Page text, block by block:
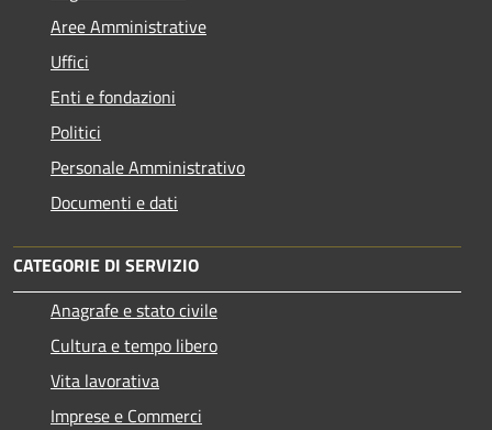
Aree Amministrative
Uffici
Enti e fondazioni
Politici
Personale Amministrativo
Documenti e dati
CATEGORIE DI SERVIZIO
Anagrafe e stato civile
Cultura e tempo libero
Vita lavorativa
Imprese e Commerci